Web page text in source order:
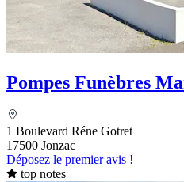
Pompes Funèbres
1 Boulevard Réne Gotret
17500 Jonzac
Déposez le premier avis !
top notes